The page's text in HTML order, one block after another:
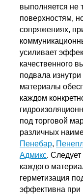
выполняется не
поверхностям,
сопряжениях,
усиливает
качественного
подвала
материалы
каждом
под торговой
различных
Пенебар,
Адмикс.
каждого
герметизация
эффективна при